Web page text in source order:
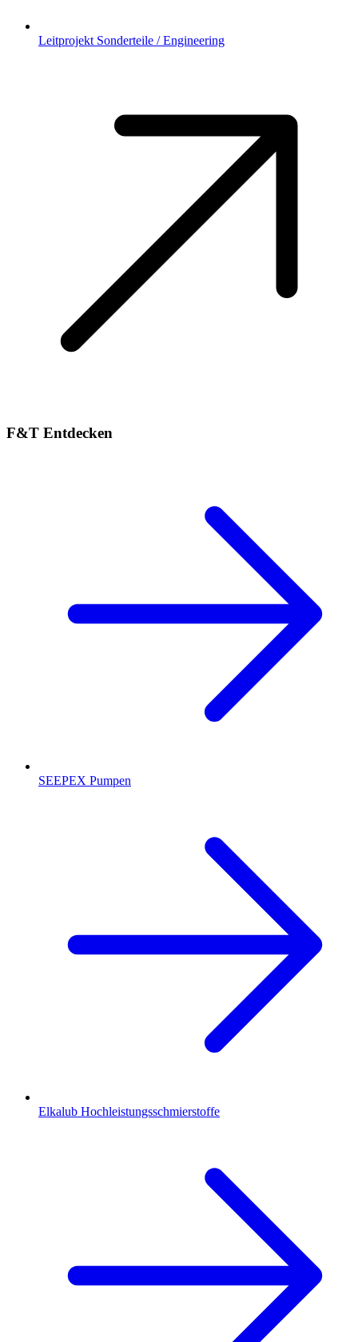
Leitprojekt Sonderteile / Engineering
F&T Entdecken
SEEPEX Pumpen
Elkalub Hochleistungsschmierstoffe